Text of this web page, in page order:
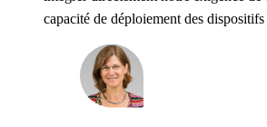
capacité de déploiement des